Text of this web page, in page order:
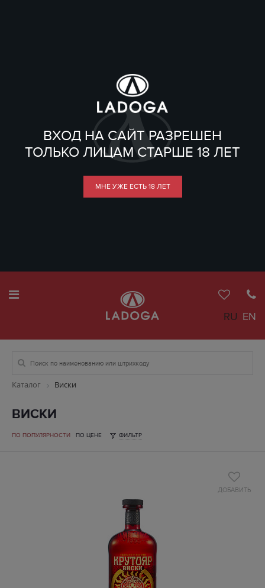
ВХОД НА САЙТ РАЗРЕШЕН
ТОЛЬКО ЛИЦАМ СТАРШЕ 18 ЛЕТ
МНЕ УЖЕ ЕСТЬ 18 ЛЕТ
RU EN
Каталог Виски
ВИСКИ
ПО ПОПУЛЯРНОСТИ ПО ЦЕНЕ ФИЛЬТР
ДОБАВИТЬ